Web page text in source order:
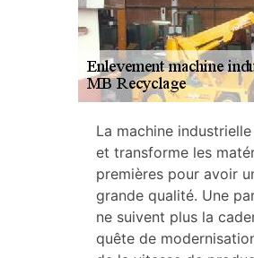
La machine
et transforme les
premières pour avoir
grande qualité. Une
ne suivent plus la
quête de